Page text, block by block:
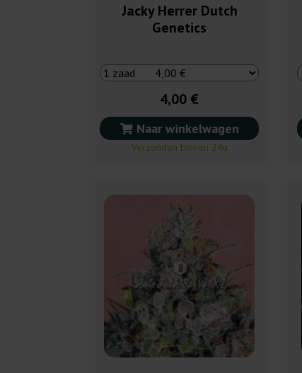
Jacky Herrer Dutch
Genetics
4,00 €
Naar winkelwagen
Verzonden binnen 24u